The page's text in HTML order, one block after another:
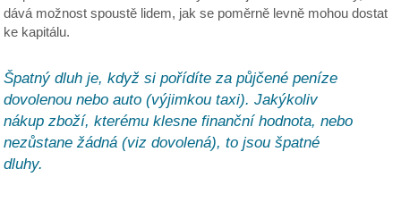
dává možnost spoustě lidem, jak se poměrně levně mohou dostat
ke kapitálu.
Špatný dluh je, když si pořídíte za půjčené peníze
dovolenou nebo auto (výjimkou taxi). Jakýkoliv
nákup zboží, kterému klesne finanční hodnota, nebo
nezůstane žádná (viz dovolená), to jsou špatné
dluhy.